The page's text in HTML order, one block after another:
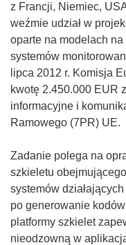
z Francji, Niemiec,
weźmie udział w
oparte na modelach
systemów
lipca 2012 r. Komisja
kwotę 2.450.000 EUR
informacyjne i
Ramowego (7PR) UE.
Zadanie polega na
szkieletu
systemów
po generowanie
platformy szkielet
nieodzowną w